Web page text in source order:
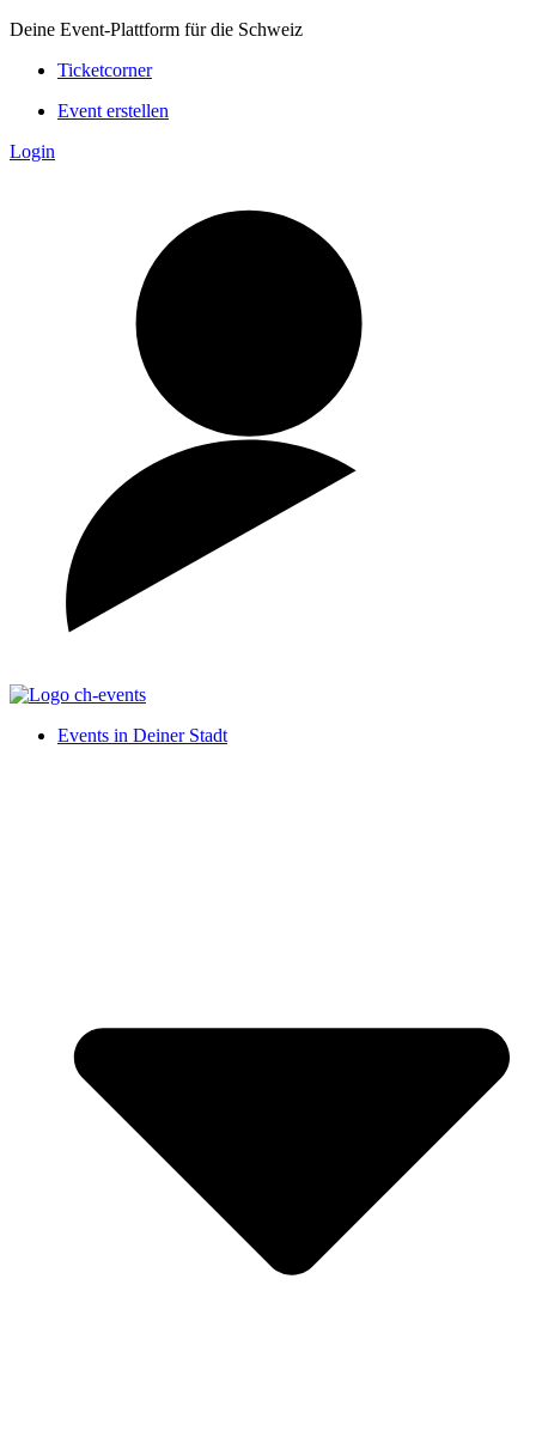
Deine Event-Plattform für die Schweiz
Ticketcorner
Event erstellen
Login
Events in Deiner Stadt